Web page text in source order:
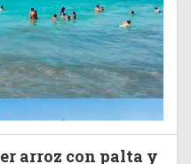
arroz con palta y